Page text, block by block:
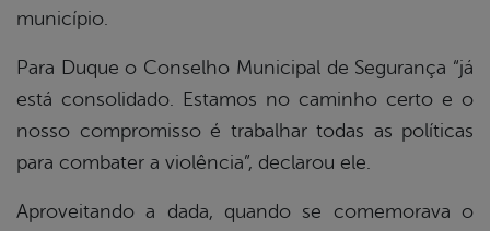
município.
Para Duque o Conselho Municipal de Segurança “já
está consolidado. Estamos no caminho certo e o
nosso compromisso é trabalhar todas as políticas
para combater a violência”, declarou ele.
Aproveitando a dada, quando se comemorava o